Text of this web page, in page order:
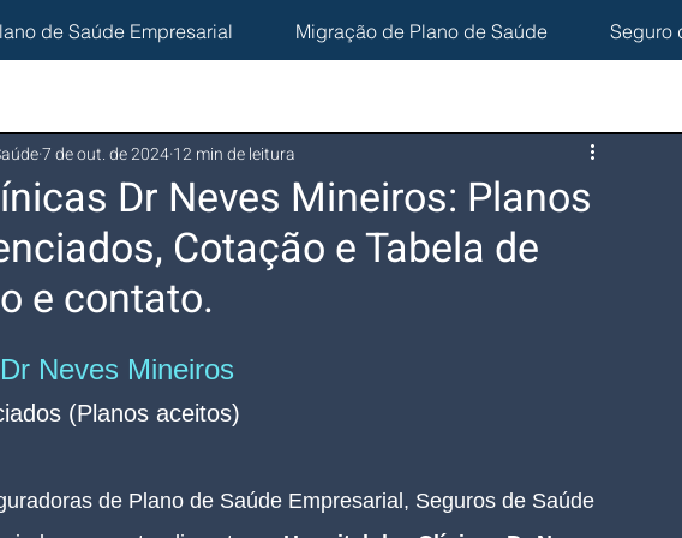
de Saúde Empresarial Migração de Plano de Saúde Seguro
Dr Neves Mineiros: Planos
Cotação e Tabela de
e contato.
7 de out. de 202412 min de leitura
Neves Mineiros
(Planos aceitos)
de Plano de Saúde Empresarial, Seguros de Saúde